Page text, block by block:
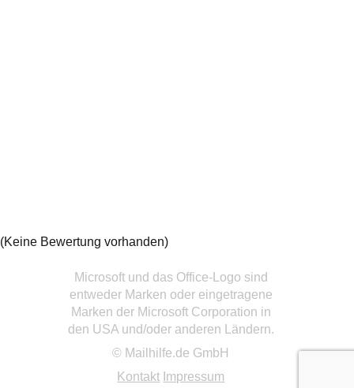
(Keine Bewertung vorhanden)
Microsoft und das Office-Logo sind
entweder Marken oder eingetragene
Marken der Microsoft Corporation in
den USA und/oder anderen Ländern.
© Mailhilfe.de GmbH
Kontakt Impressum